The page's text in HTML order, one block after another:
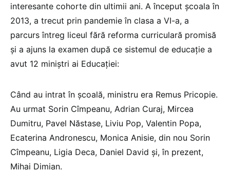
interesante cohorte din ultimii ani. A început școala în
2013, a trecut prin pandemie în clasa a VI-a, a
parcurs întreg liceul fără reforma curriculară promisă
și a ajuns la examen după ce sistemul de educație a
avut 12 miniștri ai Educației:
Când au intrat în școală, ministru era Remus Pricopie.
Au urmat Sorin Cîmpeanu, Adrian Curaj, Mircea
Dumitru, Pavel Năstase, Liviu Pop, Valentin Popa,
Ecaterina Andronescu, Monica Anisie, din nou Sorin
Cîmpeanu, Ligia Deca, Daniel David și, în prezent,
Mihai Dimian.